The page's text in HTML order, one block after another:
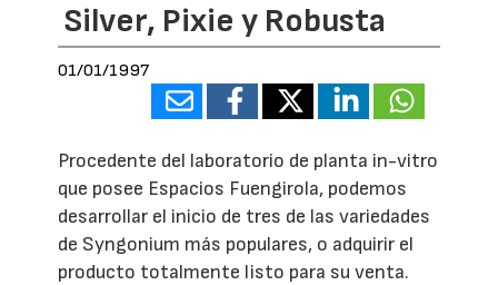
Silver, Pixie y Robusta
01/01/1997
Procedente del laboratorio de planta in-vitro
que posee Espacios Fuengirola, podemos
desarrollar el inicio de tres de las variedades
de Syngonium más populares, o adquirir el
producto totalmente listo para su venta.